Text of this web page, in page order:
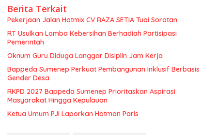
Berita Terkait
Pekerjaan Jalan Hotmix CV RAZA SETIA Tuai Sorotan
RT Usulkan Lomba Kebersihan Berhadiah Partisipasi
Pemerintah
Oknum Guru Diduga Langgar Disiplin Jam Kerja
Bappeda Sumenep Perkuat Pembangunan Inklusif Berbasis
Gender Desa
RKPD 2027 Bappeda Sumenep Prioritaskan Aspirasi
Masyarakat Hingga Kepulauan
Ketua Umum PJI Laporkan Hotman Paris